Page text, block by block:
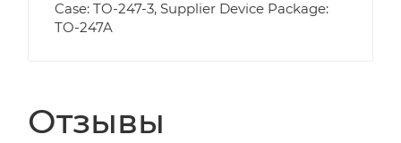
Case: TO-247-3, Supplier Device Package:
TO-247A
Отзывы